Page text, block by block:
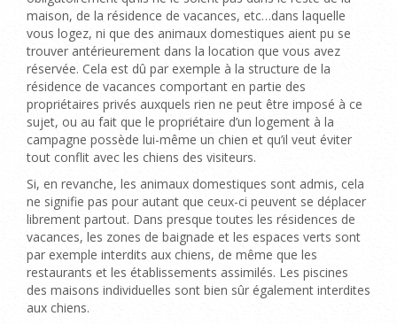
maison, de la résidence de vacances, etc…dans laquelle
vous logez, ni que des animaux domestiques aient pu se
trouver antérieurement dans la location que vous avez
réservée. Cela est dû par exemple à la structure de la
résidence de vacances comportant en partie des
propriétaires privés auxquels rien ne peut être imposé à ce
sujet, ou au fait que le propriétaire d’un logement à la
campagne possède lui-même un chien et qu’il veut éviter
tout conflit avec les chiens des visiteurs.
Si, en revanche, les animaux domestiques sont admis, cela
ne signifie pas pour autant que ceux-ci peuvent se déplacer
librement partout. Dans presque toutes les résidences de
vacances, les zones de baignade et les espaces verts sont
par exemple interdits aux chiens, de même que les
restaurants et les établissements assimilés. Les piscines
des maisons individuelles sont bien sûr également interdites
aux chiens.